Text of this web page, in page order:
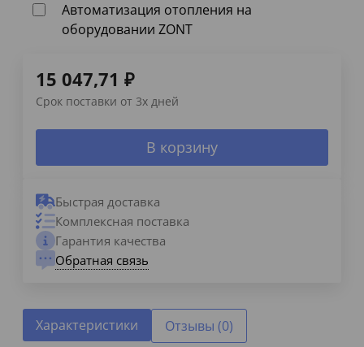
Автоматизация отопления на
оборудовании ZONT
15 047,71 ₽
Срок поставки от 3х дней
В корзину
Быстрая доставка
Комплексная поставка
Гарантия качества
Обратная связь
Характеристики Отзывы (0)